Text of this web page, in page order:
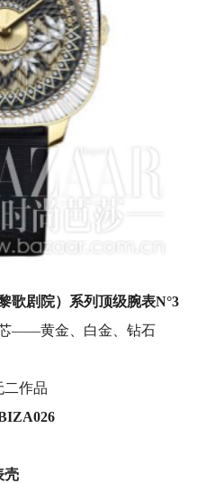
歌剧院）系列顶级腕表N°3
——黄金、白金、钻石
二作品
壳